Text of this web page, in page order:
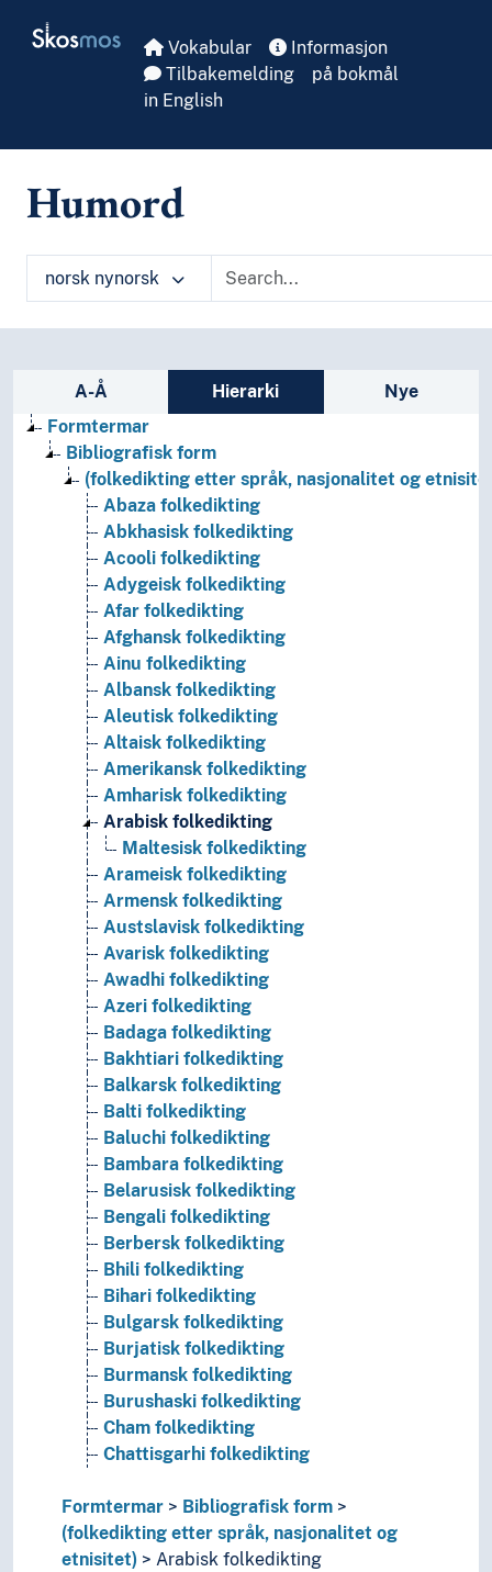
Skosmos Vokabular
Informasjon
Tilbakemelding
på bokmål
in English
Humord
norsk nynorsk
Sidefelt: navigér i vokabularet
A-Å Hierarki
Nye
Formtermar
Bibliografisk form
(folkedikting etter språk, nasjonalitet og
Abaza folkedikting
Abkhasisk folkedikting
Acooli folkedikting
Adygeisk folkedikting
Afar folkedikting
Afghansk folkedikting
Ainu folkedikting
Albansk folkedikting
Aleutisk folkedikting
Altaisk folkedikting
Amerikansk folkedikting
Amharisk folkedikting
Arabisk folkedikting
Maltesisk folkedikting
Arameisk folkedikting
Armensk folkedikting
Austslavisk folkedikting
Avarisk folkedikting
Awadhi folkedikting
Azeri folkedikting
Badaga folkedikting
Bakhtiari folkedikting
Balkarsk folkedikting
Balti folkedikting
Baluchi folkedikting
Bambara folkedikting
Belarusisk folkedikting
Bengali folkedikting
Berbersk folkedikting
Bhili folkedikting
Bihari folkedikting
Bulgarsk folkedikting
Burjatisk folkedikting
Burmansk folkedikting
Burushaski folkedikting
Cham folkedikting
Chattisgarhi folkedikting
Dagestansk folkedikting
Dakota folkedikting
Dansk folkedikting
Formtermar
Bibliografisk form
(folkedikting etter språk, nasjonalitet og
etnisitet)
Arabisk folkedikting